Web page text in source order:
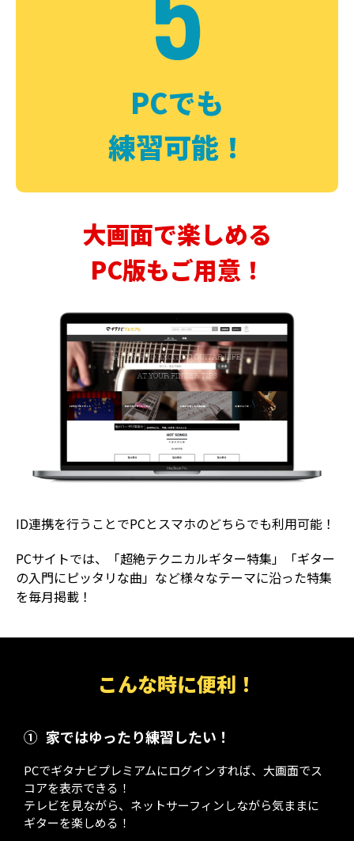
PCでも
練習可能！
大画面で楽しめる
PC版もご用意！
ID連携を行うことでPCとスマホのどちらでも利用可能！
PCサイトでは、「超絶テクニカルギター特集」「ギター
の入門にピッタリな曲」など様々なテーマに沿った特集
を毎月掲載！
こんな時に便利！
① 家ではゆったり練習したい！
PCでギタナビプレミアムにログインすれば、大画面でス
コアを表示できる！
テレビを見ながら、ネットサーフィンしながら気ままに
ギターを楽しめる！